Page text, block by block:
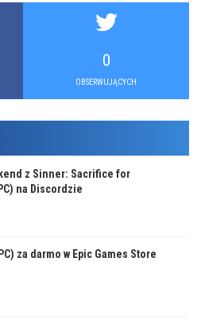
0
OBSERWUJĄCYCH
z Sinner: Sacrifice for
na Discordzie
za darmo w Epic Games Store